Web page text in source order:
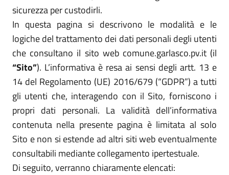
sicurezza per custodirli.
In questa pagina si descrivono le modalità e le
logiche del trattamento dei dati personali degli utenti
che consultano il sito web comune.garlasco.pv.it (il
“Sito”). L’informativa è resa ai sensi degli artt. 13 e
14 del Regolamento (UE) 2016/679 (“GDPR”) a tutti
gli utenti che, interagendo con il Sito, forniscono i
propri dati personali. La validità dell’informativa
contenuta nella presente pagina è limitata al solo
Sito e non si estende ad altri siti web eventualmente
consultabili mediante collegamento ipertestuale.
Di seguito, verranno chiaramente elencati: